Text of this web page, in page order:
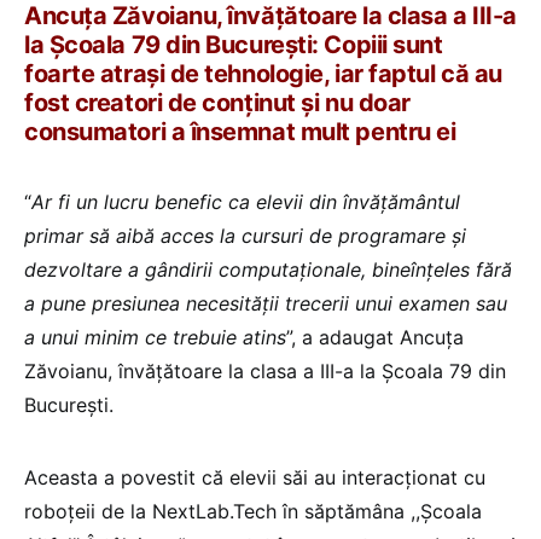
Ancuța Zăvoianu, învățătoare la clasa a III-a
la Școala 79 din București: Copiii sunt
foarte atrași de tehnologie, iar faptul că au
fost creatori de conținut și nu doar
consumatori a însemnat mult pentru ei
“Ar fi un lucru benefic ca elevii din învățământul
primar să aibă acces la cursuri de programare și
dezvoltare a gândirii computaționale, bineînțeles fără
a pune presiunea necesității trecerii unui examen sau
a unui minim ce trebuie atins”, a adaugat Ancuța
Zăvoianu, învățătoare la clasa a III-a la Școala 79 din
București.
Aceasta a povestit că elevii săi au interacționat cu
roboțeii de la NextLab.Tech în săptămâna ,,Școala